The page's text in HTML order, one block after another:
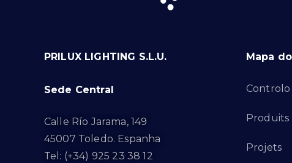
PRILUX LIGHTING S.L.U.
Sede Central
Calle Río Jarama, 149
45007 Toledo. Espanha
Tel: (+34) 925 23 38 12
Mapa
Controlo
Produits
Projets